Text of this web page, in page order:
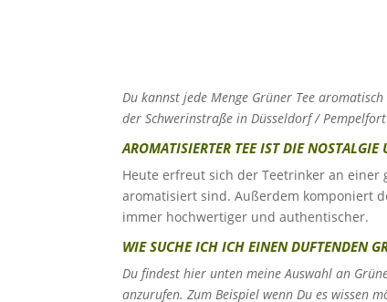
Du kannst jede Menge Grüner Tee
der Schwerinstraße in Düsseldorf /
AROMATISIERTER TEE IST DIE
Heute erfreut sich der Teetrinker an einer
aromatisiert sind. Außerdem komponiert
immer hochwertiger und authentischer.
WIE SUCHE ICH ICH EINEN DUFTENDEN
Du findest hier unten meine Auswahl an
anzurufen. Zum Beispiel wenn Du es wissen